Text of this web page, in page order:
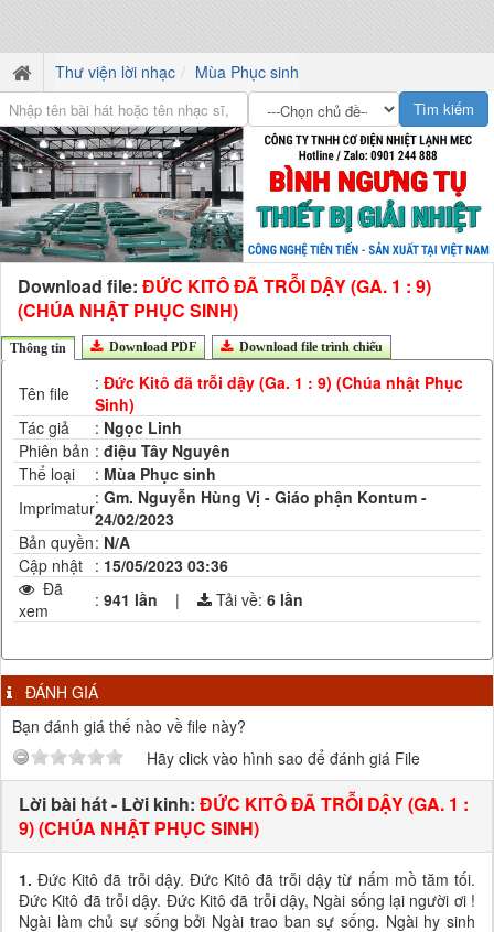
Thư viện lời nhạc Mùa Phục sinh
Download file: ĐỨC KITÔ ĐÃ TRỖI DẬY (GA. 1 : 9)
(CHÚA NHẬT PHỤC SINH)
Thông tin Download PDF Download file trình chiếu
Tên file : Đức Kitô đã trỗi dậy (Ga. 1 : 9) (Chúa nhật Phục
Sinh)
Tác giả
: Ngọc Linh
Phiên bản : điệu Tây Nguyên
Thể loại
: Mùa Phục sinh
Imprimatur: Gm. Nguyễn Hùng Vị - Giáo phận Kontum -
24/02/2023
Bản quyền: N/A
Cập nhật : 15/05/2023 03:36
Đã
xem
: 941 lần | Tải về: 6 lần
ĐÁNH GIÁ
Bạn đánh giá thế nào về file này?
Hãy click vào hình sao để đánh giá File
Lời bài hát - Lời kinh: ĐỨC KITÔ ĐÃ TRỖI DẬY (GA. 1 :
9) (CHÚA NHẬT PHỤC SINH)
1.Đức Kitô đã trỗi dậy. Đức Kitô đã trỗi dậy từ nấm mồ tăm tối.
Đức Kitô đã trỗi dậy. Đức Kitô đã trỗi dậy, Ngài sống lại người ơi !
Ngài làm chủ sự sống bởi Ngài trao ban sự sống. Ngài hy sinh